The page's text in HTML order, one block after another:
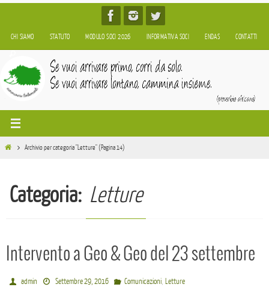
contenuto
CHI SIAMO STATUTO MODULO SOCI 2026 INFORMATIVA SOCI ENDAS CONTATTI
HomeArchivio per categoria "Letture"(Pagina 14)
Categoria: Letture
Intervento a Geo & Geo del 23 settembre
admin Settembre 29, 2016 Comunicazioni, Letture